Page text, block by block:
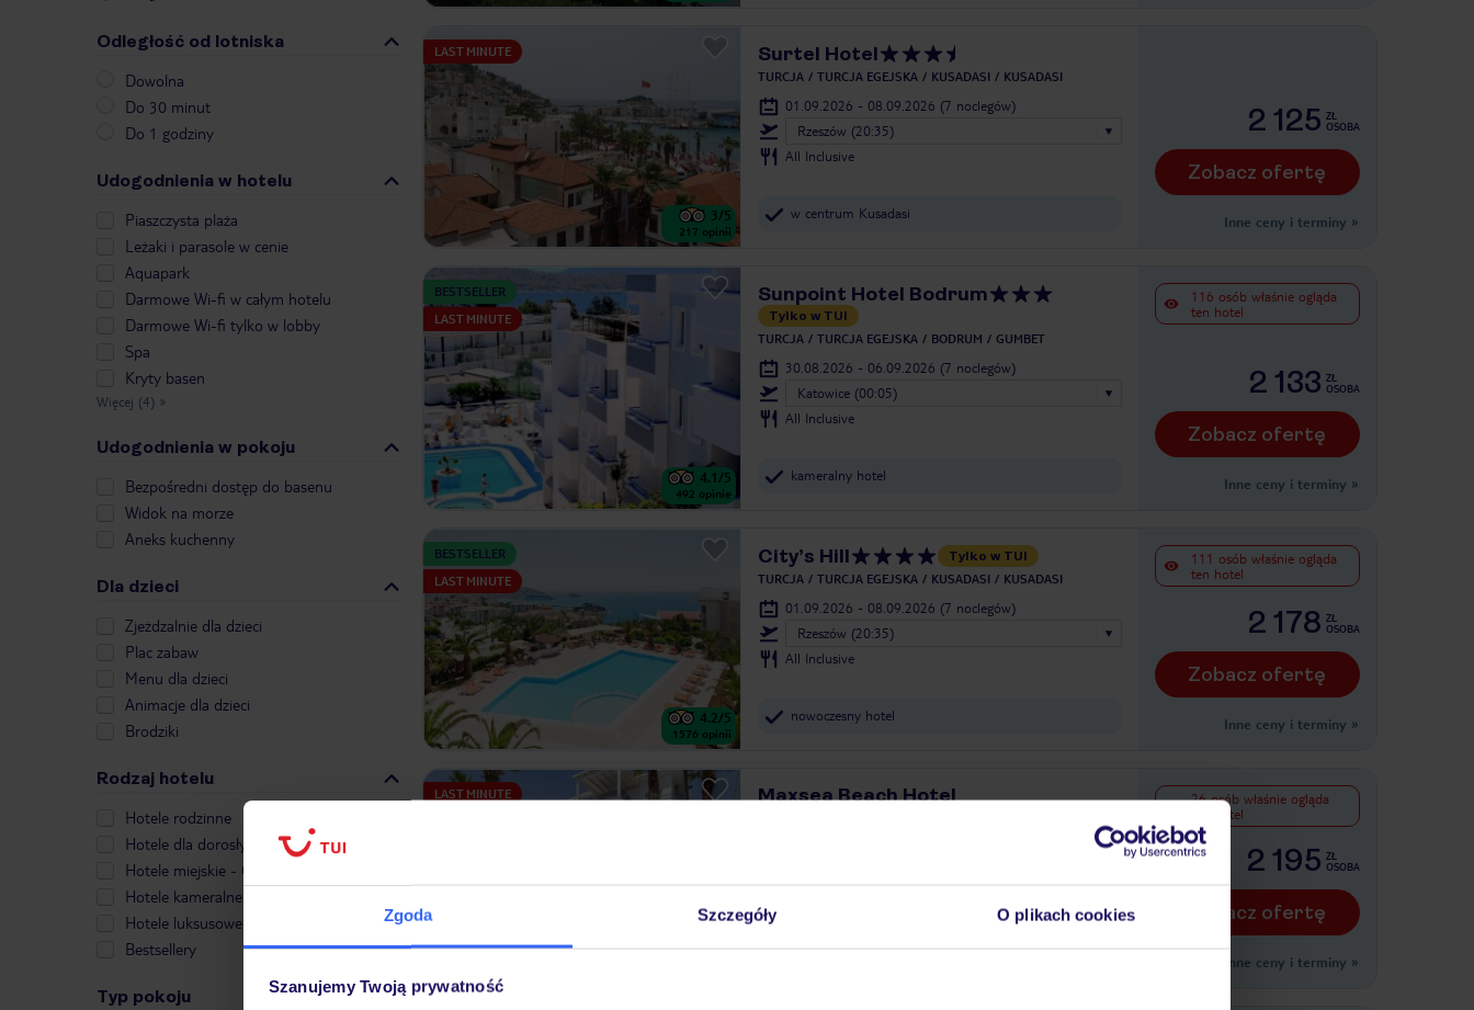
Zgoda Szczegóły O plikach cookies
Szanujemy Twoją prywatność
Odległość od lotniska
Dowolna
Do 30 minut
Do 1 godziny
Udogodnienia w hotelu
Piaszczysta plaża
Leżaki i parasole w cenie
Aquapark
Darmowe Wi-fi w całym hotelu
Darmowe Wi-fi tylko w lobby
Spa
Kryty basen
Więcej (4) »
Udogodnienia w pokoju
Bezpośredni dostęp do basenu
Widok na morze
Aneks kuchenny
Dla dzieci
Zjeżdzalnie dla dzieci
Plac zabaw
Menu dla dzieci
Animacje dla dzieci
Brodziki
Rodzaj hotelu
Hotele rodzinne
Hotele dla dorosłych
Hotele miejskie - City Break
Hotele kameralne
Hotele luksusowe
Bestsellery
Typ pokoju
LAST MINUTE
3/5
217 opinii
Surtel Hotel
TURCJA TURCJA EGEJSKA KUSADASI KUSADASI
01.09.2026 - 08.09.2026 (7 noclegów)
Rzeszów (20:35)
All Inclusive
w centrum Kusadasi
2 125 ZŁ
OSOBA
Zobacz ofertę
Inne ceny i terminy »
BESTSELLER
LAST MINUTE
4.1/5
492 opinie
Sunpoint Hotel Bodrum
Tylko w TUI
TURCJA TURCJA EGEJSKA BODRUM GUMBET
30.08.2026 - 06.09.2026 (7 noclegów)
Katowice (00:05)
All Inclusive
kameralny hotel
116 osób właśnie ogląda
ten hotel
2 133 ZŁ
OSOBA
Zobacz ofertę
Inne ceny i terminy »
BESTSELLER
LAST MINUTE
4.2/5
1576 opinii
City’s Hill Tylko w TUI
TURCJA TURCJA EGEJSKA KUSADASI KUSADASI
01.09.2026 - 08.09.2026 (7 noclegów)
Rzeszów (20:35)
All Inclusive
nowoczesny hotel
111 osób właśnie ogląda
ten hotel
2 178 ZŁ
OSOBA
Zobacz ofertę
Inne ceny i terminy »
LAST MINUTE
4.1/5
Maxsea Beach Hotel
kameralna atmosfera
26 osób właśnie ogląda
ten hotel
2 195 ZŁ
OSOBA
Zobacz ofertę
Inne ceny i terminy »